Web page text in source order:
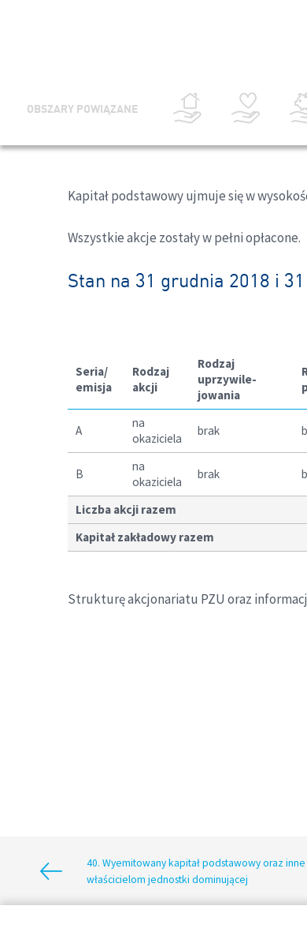
OBSZARY POWIĄZANE
Kapitał podstawowy ujmuje się w
Wszystkie akcje zostały w pełni opłacone.
Stan na 31 grudnia 2018 i
Seria/
emisja
Rodzaj
akcji
Rodzaj
uprzywile-
jowania
A
na
okaziciela
brak
B
na
okaziciela
brak
Liczba akcji razem
Kapitał zakładowy razem
Strukturę akcjonariatu PZU oraz
40. Wyemitowany kapitał podstawowy oraz
właścicielom jednostki dominującej